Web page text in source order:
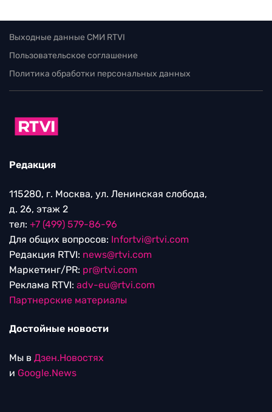
Выходные данные СМИ RTVI
Пользовательское соглашение
Политика обработки персональных данных
Редакция
115280, г. Москва, ул. Ленинская слобода,
д. 26, этаж 2
тел: +7 (499) 579-86-96
Для общих вопросов: Infortvi@rtvi.com
Редакция RTVI: news@rtvi.com
Маркетинг/PR: pr@rtvi.com
Реклама RTVI: adv-eu@rtvi.com
Партнерские материалы
Достойные новости
Мы в Дзен.Новостях
и Google.News